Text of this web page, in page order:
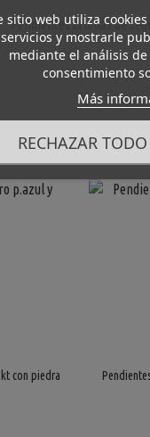
Pendientes criollas de
con piedra
sitio web utiliza
servicios y mostrarle
mediante el análisis
consentimiento
Más
RECHAZAR TODO